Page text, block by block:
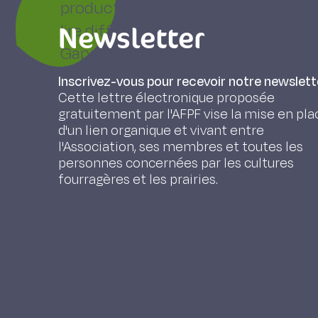
production, together with the
lire different stock-rearing
Gapençais Champsaur, with a
dominance of leys ; intensification
- the extensive system of the
as disadvantages, an excessive
mechanize.With sheep, two
according to whether the farmers
problems raised by these various
Newsletter
Inscrivez-vous pour recevoir notre
Cette lettre électronique proposée
gratuitement par l'AFPF vise la mise en
d'un lien organique et vivant entre
l'Association, ses membres et toutes les
personnes concernées par les cultures
fourragères et les prairies.